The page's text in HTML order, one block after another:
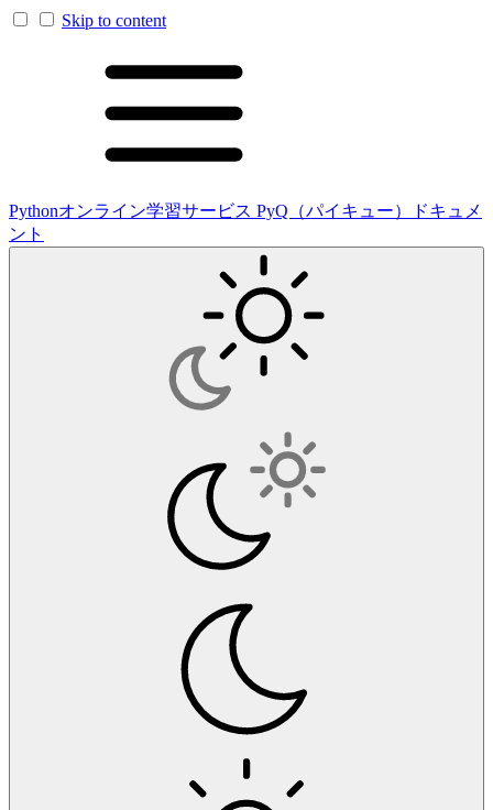
Skip to content
Pythonオンライン学習サービス PyQ（パイキュー）ドキュメ
ント